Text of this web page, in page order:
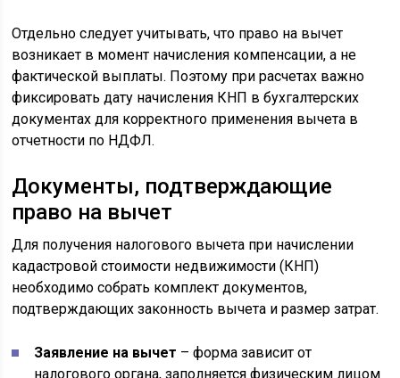
Отдельно следует учитывать, что право на вычет
возникает в момент начисления компенсации, а не
фактической выплаты. Поэтому при расчетах важно
фиксировать дату начисления КНП в бухгалтерских
документах для корректного применения вычета в
отчетности по НДФЛ.
Документы, подтверждающие
право на вычет
Для получения налогового вычета при начислении
кадастровой стоимости недвижимости (КНП)
необходимо собрать комплект документов,
подтверждающих законность вычета и размер затрат.
Заявление на вычет – форма зависит от
налогового органа, заполняется физическим лицом